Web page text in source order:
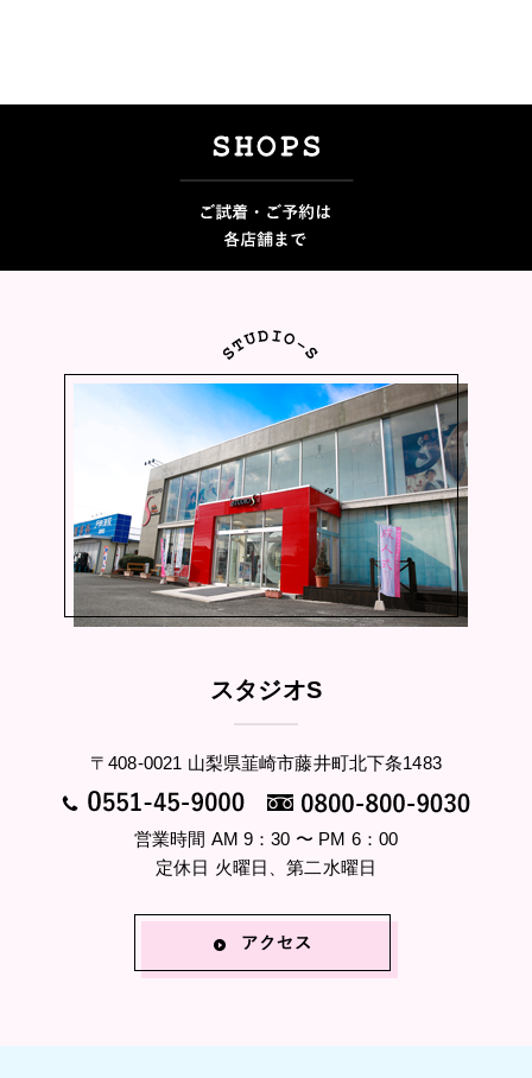
スタジオS
〒408-0021 山梨県韮崎市藤井町北下条1483
営業時間 AM 9：30 〜 PM 6：00
定休日 火曜日、第二水曜日